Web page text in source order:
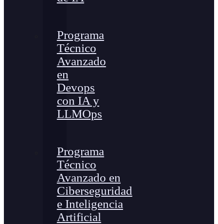
Programa
Técnico
Avanzado
en
Devops
con IA y
LLMOps
Programa
Técnico
Avanzado en
Ciberseguridad
e Inteligencia
Artificial